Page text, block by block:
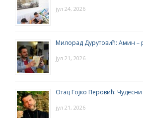
јул 24, 2026
Милорад Дурутовић: Амин –
јул 21, 2026
Отац Гојко Перовић: Чудесни
јул 21, 2026